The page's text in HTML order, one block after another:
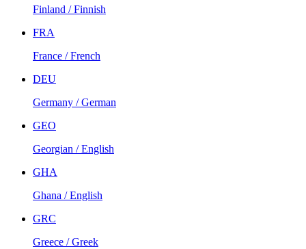
Finland / Finnish
FRA
France / French
DEU
Germany / German
GEO
Georgian / English
GHA
Ghana / English
GRC
Greece / Greek